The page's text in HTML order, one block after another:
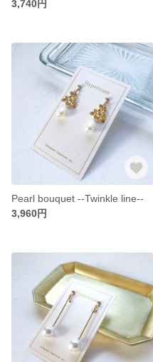
3,740円
Pearl bouquet --Twinkle line--
3,960円